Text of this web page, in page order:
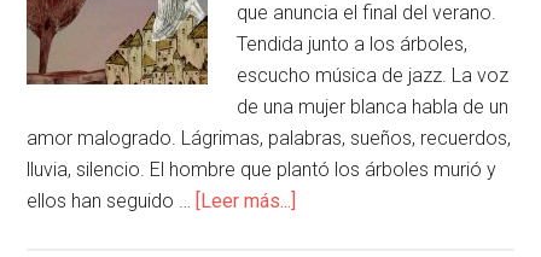
que anuncia el final del verano.
Tendida junto a los árboles,
escucho música de jazz. La voz
de una mujer blanca habla de un
amor malogrado. Lágrimas, palabras, sueños, recuerdos,
lluvia, silencio. El hombre que plantó los árboles murió y
ellos han seguido … [Leer más...]